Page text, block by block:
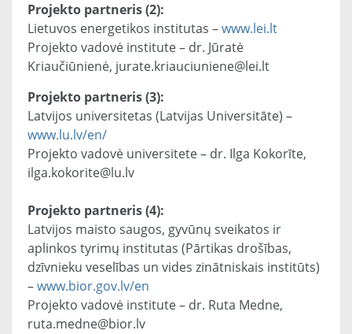
Projekto partneris (2):
Lietuvos energetikos institutas –www.lei.lt
Projekto vadovė institute – dr. Jūratė
Kriaučiūnienė, jurate.kriauciuniene@lei.lt
Projekto partneris (3):
Latvijos universitetas (Latvijas Universitāte) –
www.lu.lv/en/
Projekto vadovė universitete – dr. Ilga Kokorīte,
ilga.kokorite@lu.lv
Projekto partneris (4):
Latvijos maisto saugos, gyvūnų sveikatos ir
aplinkos tyrimų institutas (Pārtikas drošības,
dzīvnieku veselības un vides zinātniskais institūts)
–www.bior.gov.lv/en
Projekto vadovė institute – dr. Ruta Medne,
ruta.medne@bior.lv